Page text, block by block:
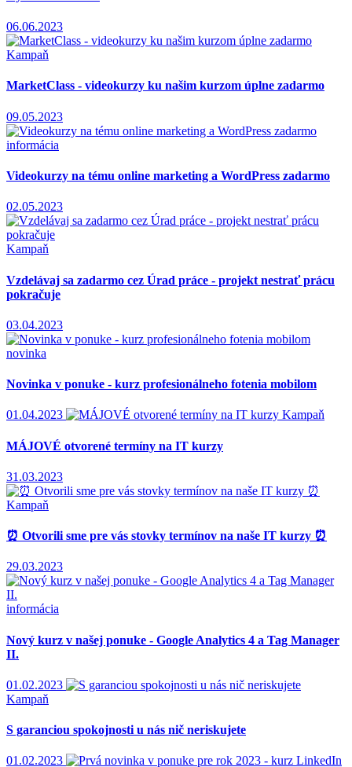
06.06.2023
Kampaň
MarketClass - videokurzy ku našim kurzom úplne zadarmo
09.05.2023
informácia
Videokurzy na tému online marketing a WordPress zadarmo
02.05.2023
Kampaň
Vzdelávaj sa zadarmo cez Úrad práce - projekt nestrať prácu
pokračuje
03.04.2023
novinka
Novinka v ponuke - kurz profesionálneho fotenia mobilom
01.04.2023 Kampaň
MÁJOVÉ otvorené termíny na IT kurzy
31.03.2023
Kampaň
⏰ Otvorili sme pre vás stovky termínov na naše IT kurzy ⏰
29.03.2023
informácia
Nový kurz v našej ponuke - Google Analytics 4 a Tag Manager
II.
01.02.2023
Kampaň
S garanciou spokojnosti u nás nič neriskujete
01.02.2023